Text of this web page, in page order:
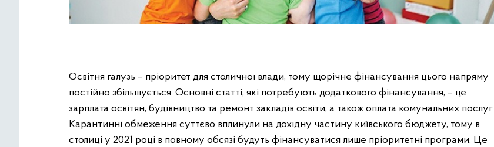
Освітня галузь – пріоритет для столичної влади, тому щорічне фінансування цього напряму
постійно збільшується. Основні статті, які потребують додаткового фінансування, – це
зарплата освітян, будівництво та ремонт закладів освіти, а також оплата комунальних послуг.
Карантинні обмеження суттєво вплинули на дохідну частину київського бюджету, тому в
столиці у 2021 році в повному обсязі будуть фінансуватися лише пріоритетні програми. Це